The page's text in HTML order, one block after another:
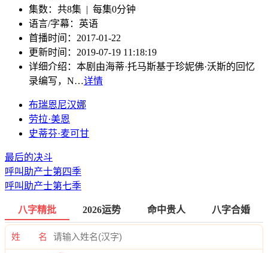
集数： 共8集 | 每集0分钟
语言/字幕： 英语
首播时间： 2017-01-22
更新时间： 2019-07-19 11:18:19
详细介绍： 本剧由海蒂·托马斯基于珍妮佛·沃斯的回忆
录编写，N…详情
布瑞恩尼汉娜
劳拉·美恩
史蒂芬·麦可甘
最后的决斗
呼叫助产士第四季
呼叫助产士第七季
八字精批 2026运势 命中贵人 八字合婚
姓 名